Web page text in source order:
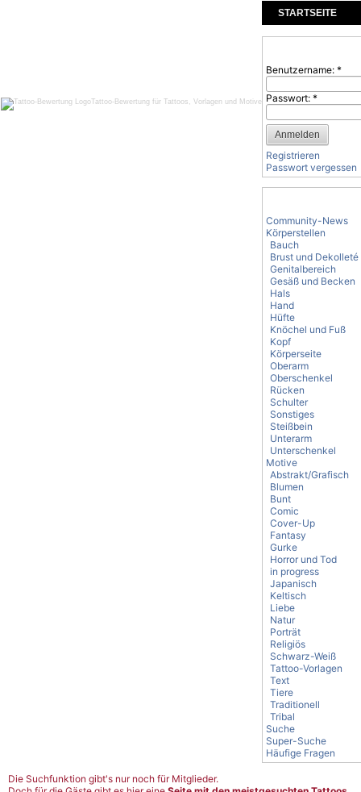
Tattoo-Bewertung für Tattoos, Vorlagen und Motive
STARTSEITE
KOMMENTARE
Benutzername: *
Passwort: *
Registrieren
Passwort vergessen
Community-News
Körperstellen
Bauch
Brust und Dekolleté
Genitalbereich
Gesäß und Becken
Hals
Hand
Hüfte
Knöchel und Fuß
Kopf
Körperseite
Oberarm
Oberschenkel
Rücken
Schulter
Sonstiges
Steißbein
Unterarm
Unterschenkel
Motive
Abstrakt/Grafisch
Blumen
Bunt
Comic
Cover-Up
Fantasy
Gurke
Horror und Tod
in progress
Japanisch
Keltisch
Liebe
Natur
Porträt
Religiös
Schwarz-Weiß
Tattoo-Vorlagen
Text
Tiere
Traditionell
Tribal
Suche
Super-Suche
Häufige Fragen
Die Suchfunktion gibt's nur noch für Mitglieder.